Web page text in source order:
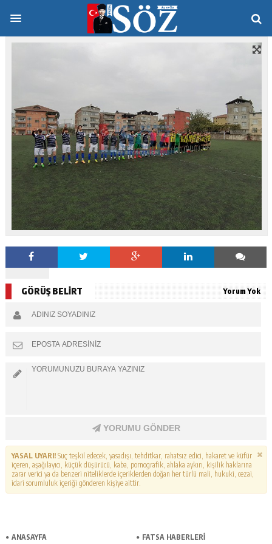
GÖRÜŞ BELİRT Yorum Yok
YORUMU GÖNDER
YASAL UYARI!Suç teşkil edecek, yasadışı, tehditkar, rahatsız edici, hakaret ve küfür
içeren, aşağılayıcı, küçük düşürücü, kaba, pornografik, ahlaka aykırı, kişilik haklarına
zarar verici ya da benzeri niteliklerde içeriklerden doğan her türlü mali, hukuki, cezai,
idari sorumluluk içeriği gönderen kişiye aittir.
ANASAYFA FATSA HABERLERI